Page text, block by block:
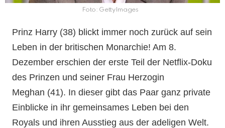
Foto: GettyImages
Prinz Harry (38) blickt immer noch zurück auf sein
Leben in der britischen Monarchie! Am 8.
Dezember erschien der erste Teil der Netflix-Doku
des Prinzen und seiner Frau Herzogin
Meghan (41). In dieser gibt das Paar ganz private
Einblicke in ihr gemeinsames Leben bei den
Royals und ihren Ausstieg aus der adeligen Welt.